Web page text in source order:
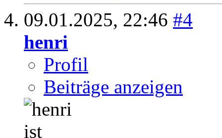
09.01.2025, 22:46 #4
henri
Profil
Beiträge anzeigen